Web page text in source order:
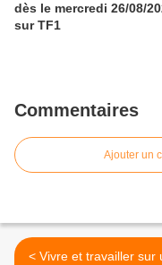
dès le mercredi 26/08/
sur TF1
Commentaires
Ajouter un
< Vivre et travailler sur une